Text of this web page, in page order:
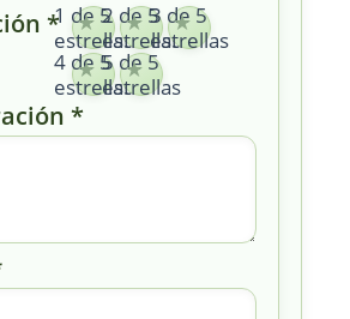
*1 de 5
estrellas
2 de 5
estrellas
3 de 5
estrellas
4 de 5
estrellas
5 de 5
estrellas
*